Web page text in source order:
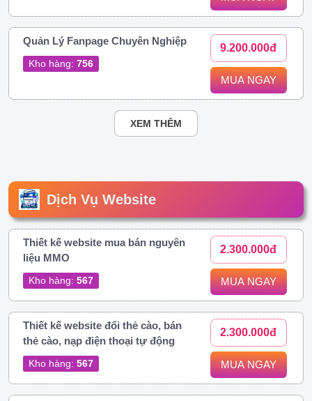
Quản Lý Fanpage Chuyên Nghiệp
Kho hàng: 756
9.200.000đ
MUA NGAY
XEM THÊM
Dịch Vụ Website
Thiết kế website mua bán nguyên
liệu MMO
Kho hàng: 567
2.300.000đ
MUA NGAY
Thiết kế website đổi thẻ cào, bán
thẻ cào, nạp điện thoại tự động
Kho hàng: 567
2.300.000đ
MUA NGAY